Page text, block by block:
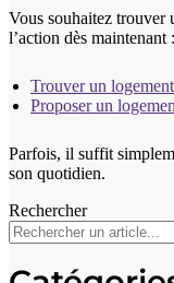
Vous souhaitez trouver
l’action dès maintenant :
Trouver un
Proposer un
Parfois, il suffit
son quotidien.
Rechercher